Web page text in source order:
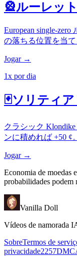
🎡ルーレット
European single-
の落ちる位置を当て
Jogar →
1x por dia
🃏ソリティ
クラシック
ンに積めれば +50 ¢
Jogar →
Economia de moedas
probabilidades podem
Vanilla Doll
Vídeos de namorada
SobreTermos de
privacidade2257